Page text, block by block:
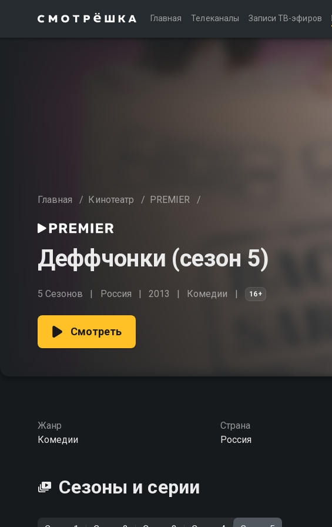
Главная Телеканалы Записи ТВ-эфиров
Главная / Кинотеатр / PREMIER /
Деффчонки (сезон 5)
5 Сезонов Россия 2013 Комедии 16+
Смотреть
Жанр
Комедии
Страна
Россия
Сезоны и серии